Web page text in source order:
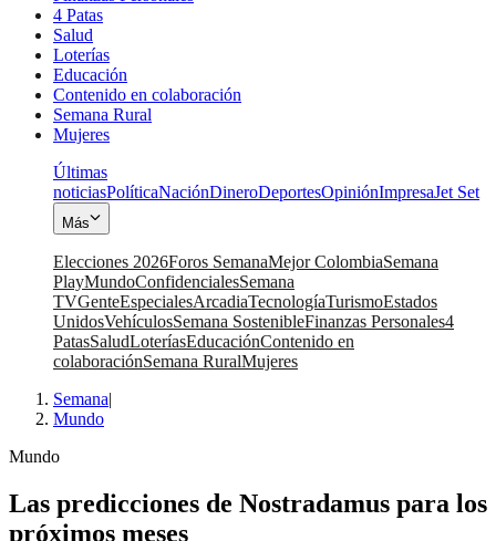
4 Patas
Salud
Loterías
Educación
Contenido en colaboración
Semana Rural
Mujeres
Últimas
noticiasPolíticaNaciónDineroDeportesOpiniónImpresaJet Set
Más
Elecciones 2026Foros SemanaMejor ColombiaSemana
PlayMundoConfidencialesSemana
TVGenteEspecialesArcadiaTecnologíaTurismoEstados
UnidosVehículosSemana SostenibleFinanzas Personales4
PatasSaludLoteríasEducaciónContenido en
colaboraciónSemana RuralMujeres
Semana|
Mundo
Mundo
Las predicciones de Nostradamus para los
próximos meses